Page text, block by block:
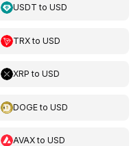
USDT toUSD
TRXtoUSD
XRP toUSD
DOGEtoUSD
AVAXtoUSD